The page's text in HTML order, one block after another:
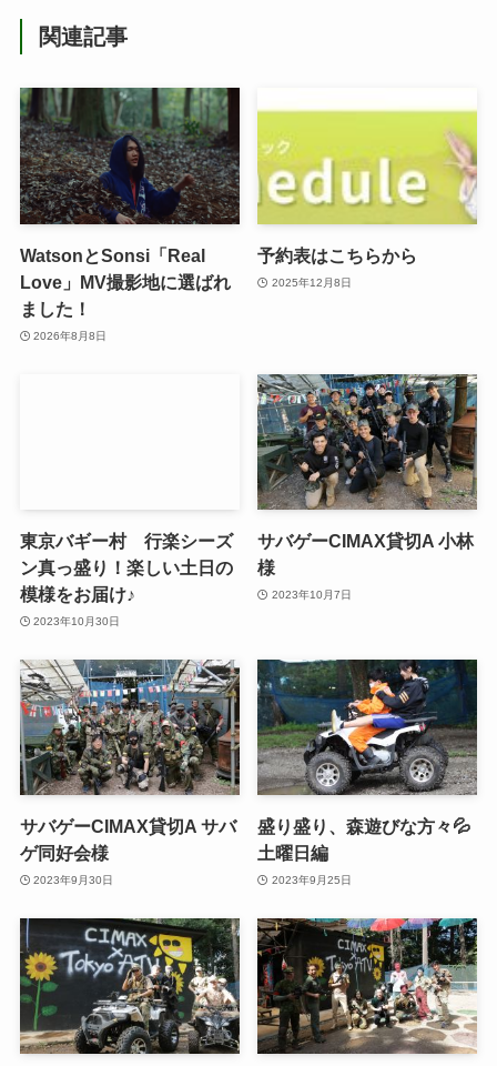
関連記事
WatsonとSonsi「Real
Love」MV撮影地に選ばれ
ました！
2026年8月8日
予約表はこちらから
2025年12月8日
東京バギー村 行楽シーズ
ン真っ盛り！楽しい土日の
模様をお届け♪
2023年10月30日
サバゲーCIMAX貸切A 小林
様
2023年10月7日
サバゲーCIMAX貸切A サバ
ゲ同好会様
2023年9月30日
盛り盛り、森遊びな方々💦
土曜日編
2023年9月25日